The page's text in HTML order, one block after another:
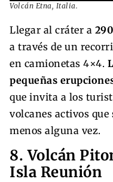
Volcán Etna, Italia.
Llegar al cráter a
a través de un
en camionetas 4×4.
pequeñas
que invita a los
volcanes activos
menos alguna vez.
8. Volcán
Isla Reunión